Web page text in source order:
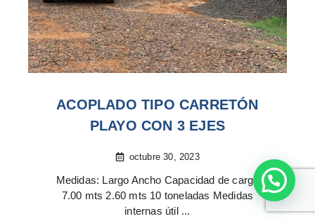
ACOPLADO TIPO CARRETÓN
PLAYO CON 3 EJES
octubre 30, 2023
Medidas: Largo Ancho Capacidad de carga
7.00 mts 2.60 mts 10 toneladas Medidas
internas útil ...